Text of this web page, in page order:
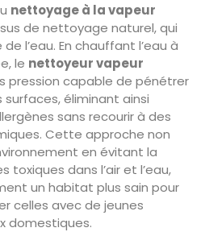
nettoyage à la vapeur
de nettoyage naturel, qui
l’eau. En chauffant l’eau à
le nettoyeur vapeur
pression capable de pénétrer
éliminant ainsi
sans recourir à des
Cette approche non
en évitant la
dans l’air et l’eau,
un habitat plus sain pour
celles avec de jeunes
domestiques.